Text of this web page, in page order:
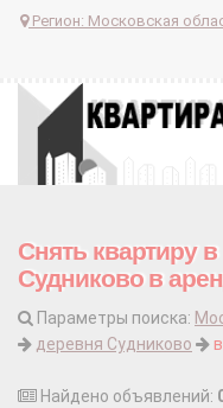
Регион: Московская
Снять квартиру
Судниково в
Параметры поиска:
деревня Судниково
Найдено объявлений: